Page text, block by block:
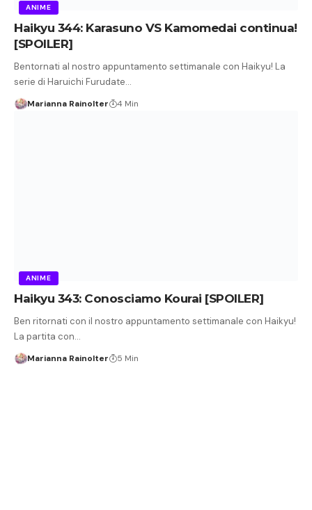
ANIME
Haikyu 344: Karasuno VS Kamomedai continua!
[SPOILER]
Bentornati al nostro appuntamento settimanale con Haikyu! La
serie di Haruichi Furudate…
Marianna Rainolter 4 Min
ANIME
Haikyu 343: Conosciamo Kourai [SPOILER]
Ben ritornati con il nostro appuntamento settimanale con Haikyu!
La partita con…
Marianna Rainolter 5 Min